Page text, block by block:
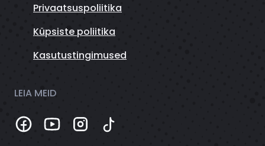
Privaatsuspoliitika
Küpsiste poliitika
Kasutustingimused
LEIA MEID